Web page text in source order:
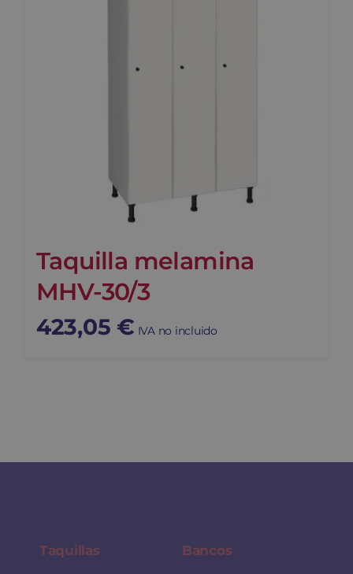
Taquilla melamina
MHV-30/3
423,05 € IVA no incluido
Taquillas Bancos